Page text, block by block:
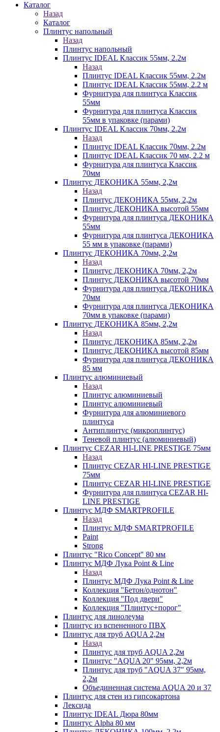
Каталог
Назад
Каталог
Плинтус напольный
Назад
Плинтус напольный
Плинтус IDEAL Классик 55мм, 2.2м
Назад
Плинтус IDEAL Классик 55мм, 2.2м
Плинтус IDEAL Классик 55мм, 2.2 м
Фурнитура для плинтуса Классик
55мм
Фурнитура для плинтуса Классик
55мм в упаковке (парами)
Плинтус IDEAL Классик 70мм, 2.2м
Назад
Плинтус IDEAL Классик 70мм, 2.2м
Плинтус IDEAL Классик 70 мм, 2.2 м
Фурнитура для плинтуса Классик
70мм
Плинтус ДЕКОНИКА 55мм, 2,2м
Назад
Плинтус ДЕКОНИКА 55мм, 2,2м
Плинтус ДЕКОНИКА высотой 55мм
Фурнитура для плинтуса ДЕКОНИКА
55мм
Фурнитура для плинтуса ДЕКОНИКА
55 мм в упаковке (парами)
Плинтус ДЕКОНИКА 70мм, 2,2м
Назад
Плинтус ДЕКОНИКА 70мм, 2,2м
Плинтус ДЕКОНИКА высотой 70мм
Фурнитура для плинтуса ДЕКОНИКА
70мм
Фурнитура для плинтуса ДЕКОНИКА
70мм в упаковке (парами)
Плинтус ДЕКОНИКА 85мм, 2,2м
Назад
Плинтус ДЕКОНИКА 85мм, 2,2м
Плинтус ДЕКОНИКА высотой 85мм
Фурнитура для плинтуса ДЕКОНИКА
85 мм
Плинтус алюминиевый
Назад
Плинтус алюминиевый
Плинтус алюминиевый
Фурнитура для алюминиевого
плинтуса
Антиплинтус (микроплинтус)
Теневой плинтус (алюминиевый)
Плинтус CEZAR HI-LINE PRESTIGE 75мм
Назад
Плинтус CEZAR HI-LINE PRESTIGE
75мм
Плинтус CEZAR HI-LINE PRESTIGE
Фурнитура для плинтуса CEZAR HI-
LINE PRESTIGE
Плинтус МДФ SMARTPROFILE
Назад
Плинтус МДФ SMARTPROFILE
Paint
Strong
Плинтус "Rico Concept" 80 мм
Плинтус МДФ Лука Point & Line
Назад
Плинтус МДФ Лука Point & Line
Коллекция "Бетон/однотон"
Коллекция "Под двери"
Коллекция "Плинтус+порог"
Плинтус для линолеума
Плинтус из вспененного ПВХ
Плинтус для труб AQUA 2,2м
Назад
Плинтус для труб AQUA 2,2м
Плинтус "AQUA 20" 95мм, 2,2м
Плинтус для труб "AQUA 37" 95мм,
2,2м
Объединенная система AQUA 20 и 37
Плинтус для стен из гипсокартона
Лексида
Плинтус IDEAL Дюра 80мм
Плинтус Alpha 80 мм